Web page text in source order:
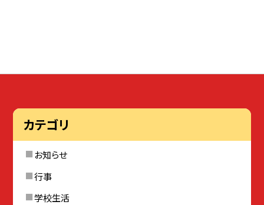
カテゴリ
お知らせ
行事
学校生活